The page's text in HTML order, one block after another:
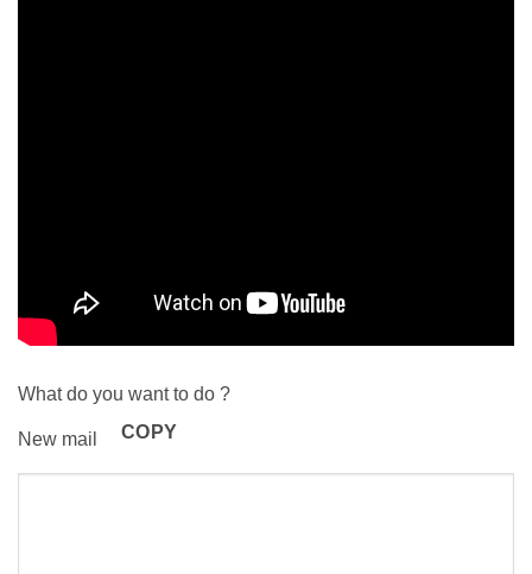
What do you want to do ?
New mail COPY